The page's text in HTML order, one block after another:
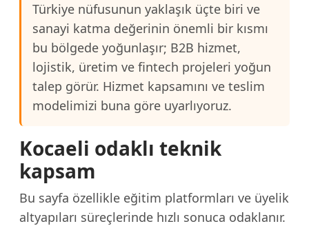
Türkiye nüfusunun yaklaşık üçte biri ve
sanayi katma değerinin önemli bir kısmı
bu bölgede yoğunlaşır; B2B hizmet,
lojistik, üretim ve fintech projeleri yoğun
talep görür. Hizmet kapsamını ve teslim
modelimizi buna göre uyarlıyoruz.
Kocaeli odaklı teknik
kapsam
Bu sayfa özellikle eğitim platformları ve üyelik
altyapıları süreçlerinde hızlı sonuca odaklanır.